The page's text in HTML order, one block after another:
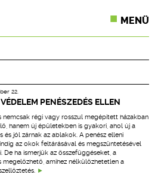
MENÜ
JOG
KÉPZÉSEK
SEGÉDLETEK
22.
PENÉSZEDÉS ELLEN
nemcsak régi vagy rosszul megépített házakban
hanem új épületekben is gyakori, ahol új a
és jól zárnak az ablakok. A penész elleni
az okok feltárásával és megszüntetésével
De ha ismerjük az összefüggéseket, a
megelőzhető, amihez nélkülözhetetlen a